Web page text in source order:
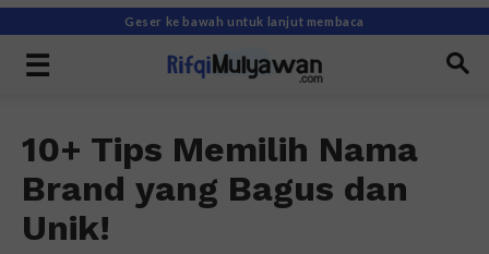
Geser ke bawah untuk lanjut membaca
10+ Tips Memilih Nama
Brand yang Bagus dan
Unik!